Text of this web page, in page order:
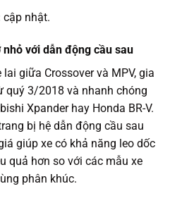
cập nhật.
nhỏ với dẫn động cầu sau
giữa Crossover và MPV, gia
quý 3/2018 và nhanh chóng
Xpander hay Honda BR-V.
bị hệ dẫn động cầu sau
giúp xe có khả năng leo dốc
quả hơn so với các mẫu xe
phân khúc.